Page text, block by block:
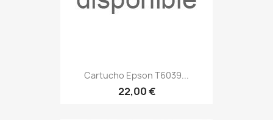
Cartucho Epson T6039...
22,00 €